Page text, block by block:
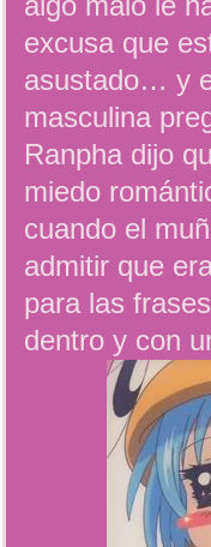
excusa que
asustado… y
masculina
Ranpha dijo
miedo
cuando el
admitir que
para las
dentro y con